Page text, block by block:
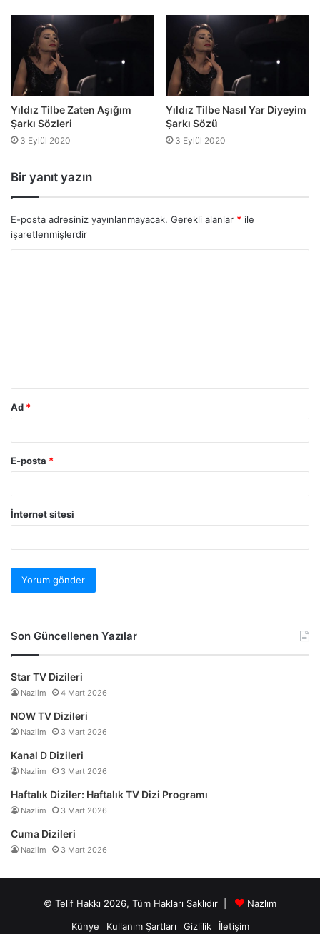
Yıldız Tilbe Zaten Aşığım
Şarkı Sözleri
3 Eylül 2020
Yıldız Tilbe Nasıl Yar Diyeyim
Şarkı Sözü
3 Eylül 2020
Bir yanıt yazın
E-posta adresiniz yayınlanmayacak. Gerekli alanlar * ile
işaretlenmişlerdir
Ad *
E-posta *
İnternet sitesi
Son Güncellenen Yazılar
Star TV Dizileri
Nazlim 4 Mart 2026
NOW TV Dizileri
Nazlim 3 Mart 2026
Kanal D Dizileri
Nazlim 3 Mart 2026
Haftalık Diziler: Haftalık TV Dizi Programı
Nazlim 3 Mart 2026
Cuma Dizileri
Nazlim 3 Mart 2026
© Telif Hakkı 2026, Tüm Hakları Saklıdır |
Nazlım
Künye
Kullanım Şartları Gizlilik İletişim